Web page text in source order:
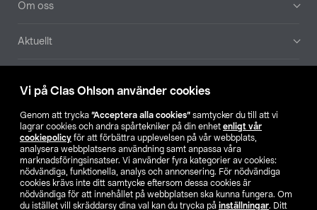
Vi på Clas Ohlson använder cookies
Genom att trycka ”Acceptera alla cookies” samtycker du till att vi
lagrar cookies och andra spårtekniker på din enhet enligt vår
cookiepolicy för att förbättra upplevelsen på vår webbplats,
analysera webbplatsens användning samt anpassa våra
marknadsföringsinsatser. Vi använder fyra kategorier av cookies:
nödvändiga, funktionella, analys och annonsering. För nödvändiga
cookies krävs inte ditt samtycke eftersom dessa cookies är
nödvändiga för att innehållet på webbplatsen ska kunna fungera. Om
du istället vill skräddarsy dina val kan du trycka på inställningar. Ditt
Om oss
Aktuellt
Hitta butik
SE NO FI